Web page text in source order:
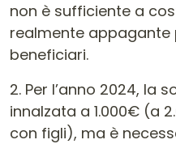
non è sufficiente a
realmente appagante
beneficiari.
2. Per l’anno 2024, la
innalzata a 1.000€ (a
con figli), ma è